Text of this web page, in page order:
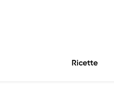
Ricette